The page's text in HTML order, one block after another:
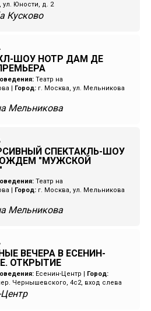
ул. Юности, д. 2
Кусково
ШОУ НОТР ДАМ ДЕ
Театр на
Город: г. Москва, ул. Мельникова
Мельникова
СПЕКТАКЛЬ-ШОУ
"МУЖСКОЙ
Театр на
Город: г. Москва, ул. Мельникова
Мельникова
ВЕЧЕРА В ЕСЕНИН-
ОТКРЫТИЕ
Есенин-Центр
Город:
Чернышевского, 4с2, вход слева